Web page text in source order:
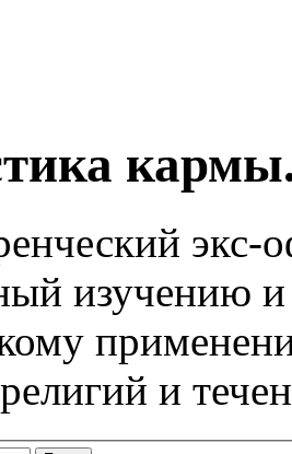
изучению
и